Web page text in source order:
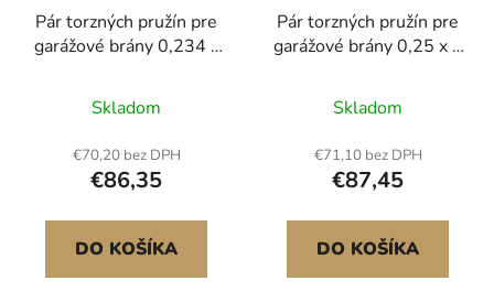
Pár torzných pružín pre
garážové brány 0,234 x
navíjacími tyčami
Skladom
€70,20 bez DPH
€86,35
DO KOŠÍKA
Pár torzných pružín pre
garážové brány 0,25 x 2
tyčami
Skladom
€71,10 bez DPH
€87,45
DO KOŠÍKA